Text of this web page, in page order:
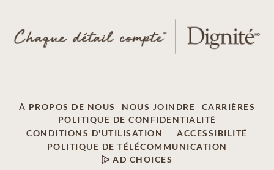
À PROPOS DE NOUS NOUS JOINDRE
CARRIÈRES
POLITIQUE DE CONFIDENTIALITÉ
CONDITIONS D'UTILISATION
ACCESSIBILITÉ
POLITIQUE DE TÉLÉCOMMUNICATION
AD CHOICES